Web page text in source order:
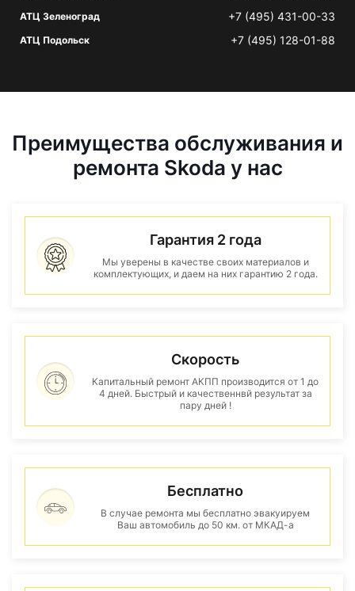
АТЦ Зеленоград +7 (495) 431-00-33
АТЦ Подольск +7 (495) 128-01-88
Преимущества обслуживания и
ремонта Skoda у нас
Гарантия 2 года
Мы уверены в качестве своих материалов и
комплектующих, и даем на них гарантию 2 года.
Скорость
Капитальный ремонт АКПП производится от 1 до
4 дней. Быстрый и качественнвй результат за
пару дней !
Бесплатно
В случае ремонта мы бесплатно эвакуируем
Ваш автомобиль до 50 км. от МКАД-а